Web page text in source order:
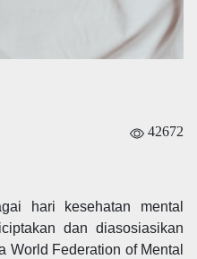
42672
hari kesehatan mental
dan diasosiasikan
World Federation of Mental